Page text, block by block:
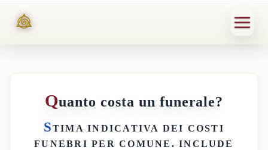
Quanto costa un funerale?
STIMA INDICATIVA DEI COSTI
FUNEBRI PER COMUNE . INCLUDE